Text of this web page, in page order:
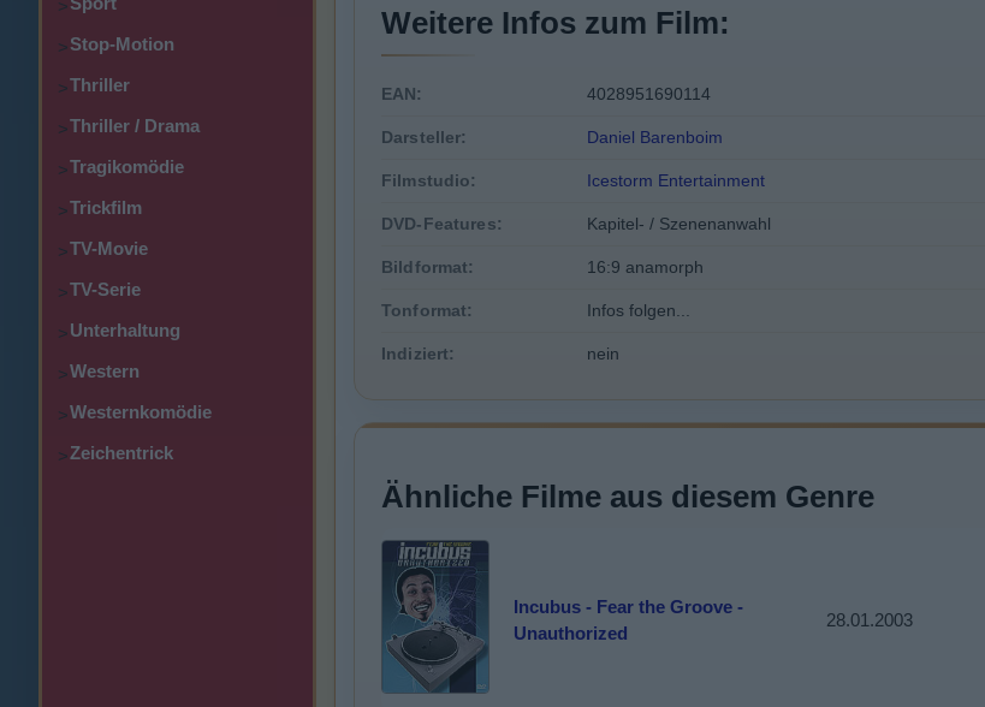
>
>Stop-Motion
>Thriller
>Thriller / Drama
>Tragikomödie
>Trickfilm
>TV-Movie
>TV-Serie
>Unterhaltung
>Western
>Westernkomödie
>Zeichentrick
Weitere Infos zum Film:
EAN: 4028951690114
Darsteller: Daniel Barenboim
Filmstudio: Icestorm Entertainment
DVD-Features: Kapitel- / Szenenanwahl
Bildformat: 16:9 anamorph
Tonformat: Infos folgen...
Indiziert: nein
Ähnliche Filme aus diesem Genre
Incubus - Fear the Groove -
Unauthorized
28.01.2003